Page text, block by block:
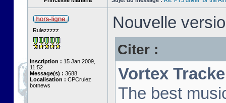
Rulezzzzz
Inscription : 15 Jan 2009,
11:52
Message(s) : 3688
Localisation : CPCrulez
botnews
Nouvelle
Citer :
Vortex
The best